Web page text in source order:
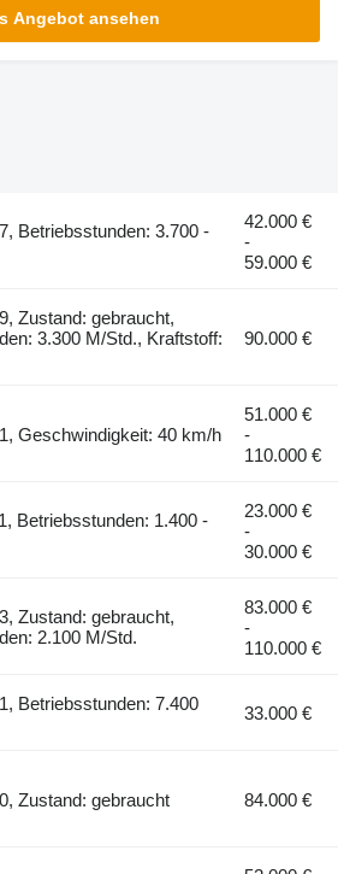
Angebot ansehen
Betriebsstunden: 3.700 -
42.000 €
-
59.000 €
Zustand: gebraucht,
3.300 M/Std., Kraftstoff:
90.000 €
Geschwindigkeit: 40 km/h
51.000 €
-
110.000 €
Betriebsstunden: 1.400 -
23.000 €
-
30.000 €
Zustand: gebraucht,
2.100 M/Std.
83.000 €
-
110.000 €
Betriebsstunden: 7.400
33.000 €
Zustand: gebraucht 84.000 €